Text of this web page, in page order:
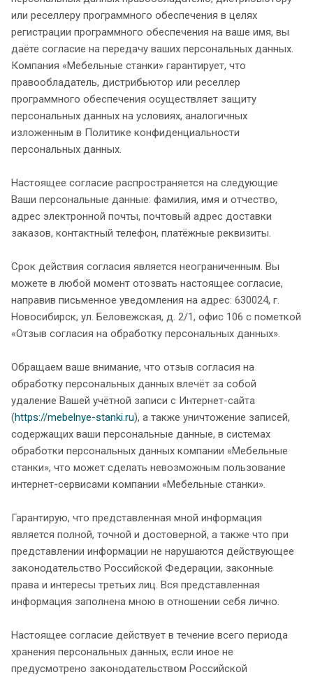
или реселлеру программного обеспечения в целях
регистрации программного обеспечения на ваше имя, вы
даёте согласие на передачу ваших персональных данных.
Компания «Мебельные станки» гарантирует, что
правообладатель, дистрибьютор или реселлер
программного обеспечения осуществляет защиту
персональных данных на условиях, аналогичных
изложенным в Политике конфиденциальности
персональных данных.
Настоящее согласие распространяется на следующие
Ваши персональные данные: фамилия, имя и отчество,
адрес электронной почты, почтовый адрес доставки
заказов, контактный телефон, платёжные реквизиты.
Срок действия согласия является неограниченным. Вы
можете в любой момент отозвать настоящее согласие,
направив письменное уведомления на адрес: 630024, г.
Новосибирск, ул. Беловежская, д. 2/1, офис 106 с пометкой
«Отзыв согласия на обработку персональных данных».
Обращаем ваше внимание, что отзыв согласия на
обработку персональных данных влечёт за собой
удаление Вашей учётной записи с Интернет-сайта
(https://mebelnye-stanki.ru), а также уничтожение записей,
содержащих ваши персональные данные, в системах
обработки персональных данных компании «Мебельные
станки», что может сделать невозможным пользование
интернет-сервисами компании «Мебельные станки».
Гарантирую, что представленная мной информация
является полной, точной и достоверной, а также что при
представлении информации не нарушаются действующее
законодательство Российской Федерации, законные
права и интересы третьих лиц. Вся представленная
информация заполнена мною в отношении себя лично.
Настоящее согласие действует в течение всего периода
хранения персональных данных, если иное не
предусмотрено законодательством Российской